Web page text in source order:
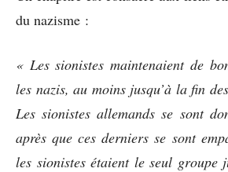
du nazisme :
« Les sionistes maintenaient de
les nazis, au moins jusqu’à la fin
Les sionistes allemands se sont
après que ces derniers se sont
les sionistes étaient le seul groupe